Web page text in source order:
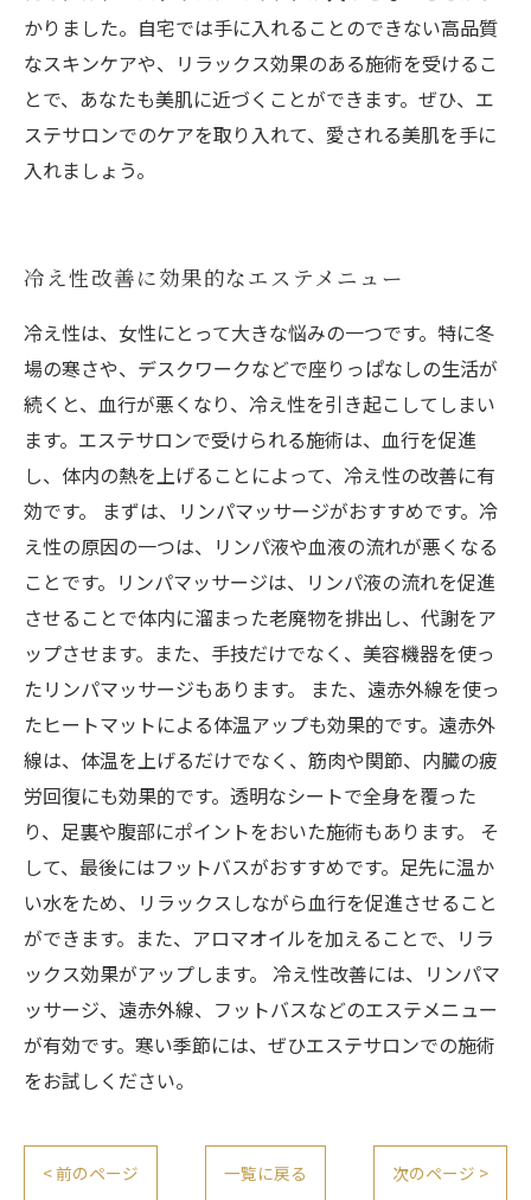
かりました。自宅では手に入れることのできない高品質
なスキンケアや、リラックス効果のある施術を受けるこ
とで、あなたも美肌に近づくことができます。ぜひ、エ
ステサロンでのケアを取り入れて、愛される美肌を手に
入れましょう。
冷え性改善に効果的なエステメニュー
冷え性は、女性にとって大きな悩みの一つです。特に冬
場の寒さや、デスクワークなどで座りっぱなしの生活が
続くと、血行が悪くなり、冷え性を引き起こしてしまい
ます。エステサロンで受けられる施術は、血行を促進
し、体内の熱を上げることによって、冷え性の改善に有
効です。 まずは、リンパマッサージがおすすめです。冷
え性の原因の一つは、リンパ液や血液の流れが悪くなる
ことです。リンパマッサージは、リンパ液の流れを促進
させることで体内に溜まった老廃物を排出し、代謝をア
ップさせます。また、手技だけでなく、美容機器を使っ
たリンパマッサージもあります。 また、遠赤外線を使っ
たヒートマットによる体温アップも効果的です。遠赤外
線は、体温を上げるだけでなく、筋肉や関節、内臓の疲
労回復にも効果的です。透明なシートで全身を覆った
り、足裏や腹部にポイントをおいた施術もあります。 そ
して、最後にはフットバスがおすすめです。足先に温か
い水をため、リラックスしながら血行を促進させること
ができます。また、アロマオイルを加えることで、リラ
ックス効果がアップします。 冷え性改善には、リンパマ
ッサージ、遠赤外線、フットバスなどのエステメニュー
が有効です。寒い季節には、ぜひエステサロンでの施術
をお試しください。
< 前のページ 一覧に戻る 次のページ >